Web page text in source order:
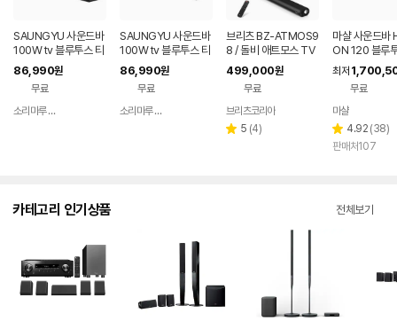
SAUNGYU 사운드바
100W tv 블루투스 티
비 스피커 홈시어터 A
RC 옵티컬 USB
86,990원
무료
소리마루 유한회사
SAUNGYU 사운드바
100W tv 블루투스 티
비 거실 스피커 홈시어
터 ARC 옵티컬
86,990원
무료
소리마루 유한회사
브리츠 BZ-ATMOS9
8 / 돌비 애트모스 TV
사운드바 스피커 블루
투스 무선 서브우퍼
499,000원
무료
브리츠코리아
별 5 리
(4)
마샬 사운드바
ON 120 블루
최저
무료
마샬
별
점
4.92 리
뷰
(38)
판매처107
카테고리 인기상품 전체보기